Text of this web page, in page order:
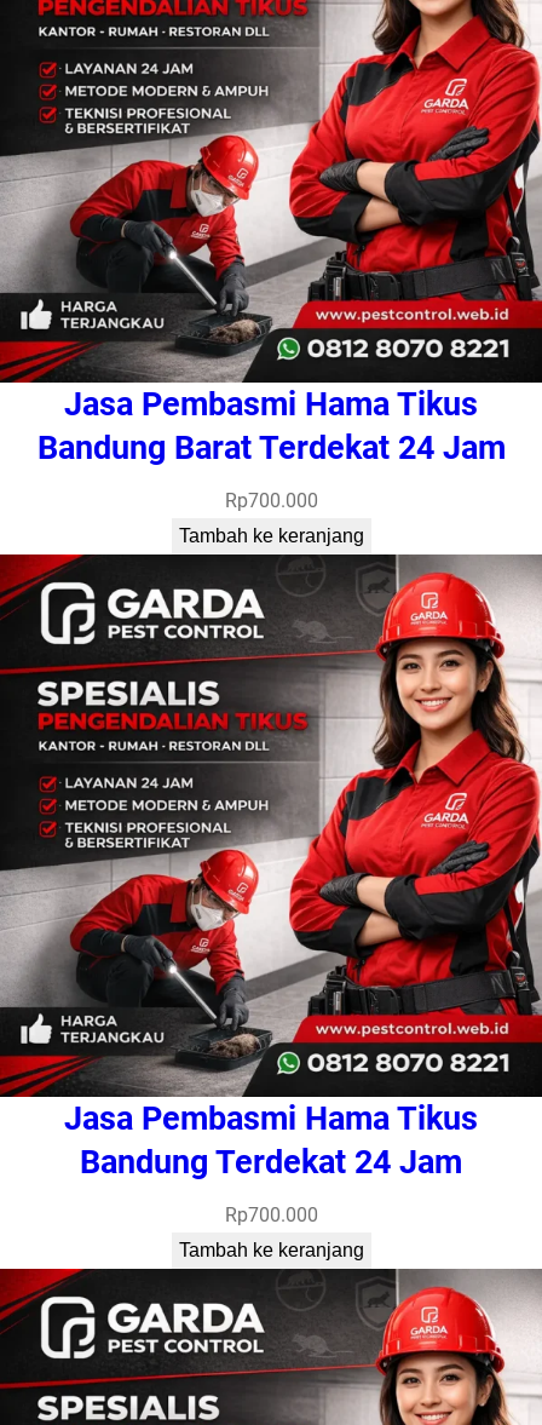
Jasa Pembasmi Hama Tikus
Bandung Barat Terdekat 24 Jam
Rp700.000
Tambah ke keranjang
Jasa Pembasmi Hama Tikus
Bandung Terdekat 24 Jam
Rp700.000
Tambah ke keranjang